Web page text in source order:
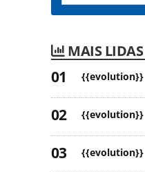
MAIS LIDAS
{{evolution}}
{{evolution}}
{{evolution}}